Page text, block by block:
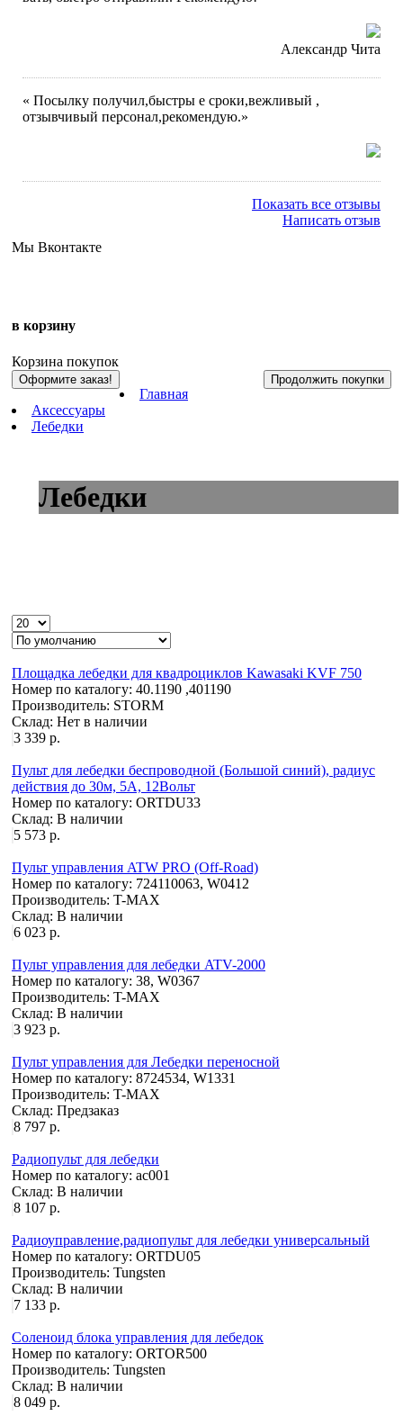
Александр Чита
« Посылку получил,быстры е сроки,вежливый ,
отзывчивый персонал,рекомендую.»
Показать все отзывы
Написать отзыв
Мы Вконтакте
в корзину
Корзина покупок
Оформите заказ! Продолжить покупки
Главная
Аксессуары
Лебедки
Лебедки
Площадка лебедки для квадроциклов Kawasaki KVF 750
Номер по каталогу: 40.1190 ,401190
Производитель: STORM
Склад: Нет в наличии
3 339 р.
Пульт для лебедки беспроводной (Большой синий), радиус
действия до 30м, 5A, 12Вольт
Номер по каталогу: ORTDU33
Склад: В наличии
5 573 р.
Пульт управления ATW PRO (Off-Road)
Номер по каталогу: 724110063, W0412
Производитель: T-MAX
Склад: В наличии
6 023 р.
Пульт управления для лебедки ATV-2000
Номер по каталогу: 38, W0367
Производитель: T-MAX
Склад: В наличии
3 923 р.
Пульт управления для Лебедки переносной
Номер по каталогу: 8724534, W1331
Производитель: T-MAX
Склад: Предзаказ
8 797 р.
Радиопульт для лебедки
Номер по каталогу: ac001
Склад: В наличии
8 107 р.
Радиоуправление,радиопульт для лебедки универсальный
Номер по каталогу: ORTDU05
Производитель: Tungsten
Склад: В наличии
7 133 р.
Соленоид блока управления для лебедок
Номер по каталогу: ORTOR500
Производитель: Tungsten
Склад: В наличии
8 049 р.